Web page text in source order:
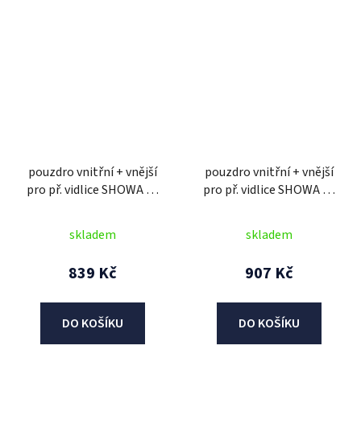
pouzdro vnitřní + vnější
pro př. vidlice SHOWA 43
skladem
839 Kč
DO KOŠÍKU
pouzdro vnitřní + vnější
pro př. vidlice SHOWA 45
skladem
907 Kč
DO KOŠÍKU